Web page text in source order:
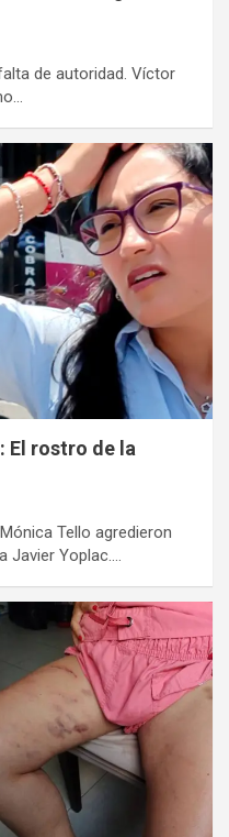
de autoridad. Víctor
El rostro de la
Tello agredieron
Javier Yoplac.…